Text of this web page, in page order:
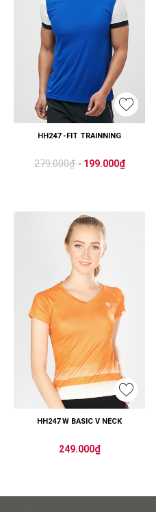
HH247 -FIT TRAINNING
279.000₫- 199.000₫
HH247 W BASIC V NECK
249.000₫